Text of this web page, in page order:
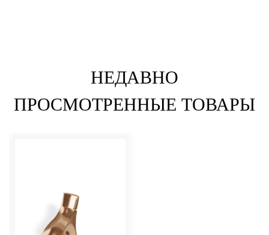
НЕДАВНО
ПРОСМОТРЕННЫЕ ТОВАРЫ